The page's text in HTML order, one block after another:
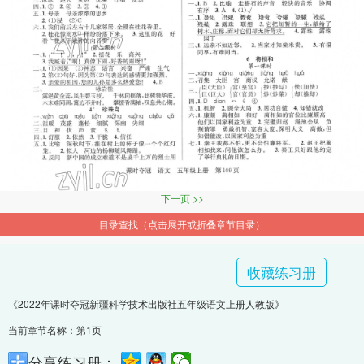
下一页 >>
目录查找（点击展开或折叠章节目录）
收藏练习册
《2022年课时夺冠新疆科学技术出版社五年级语文上册人教版》
当前章节名称：第1页